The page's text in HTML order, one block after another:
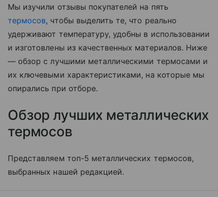
Мы изучили отзывы покупателей на пять
термосов, чтобы выделить те, что реально
удерживают температуру, удобны в использовании
и изготовлены из качественных материалов. Ниже
— обзор с лучшими металлическими термосами и
их ключевыми характеристиками, на которые мы
опирались при отборе.
Обзор лучших металлических
термосов
Представляем топ-5 металлических термосов,
выбранных нашей редакцией.